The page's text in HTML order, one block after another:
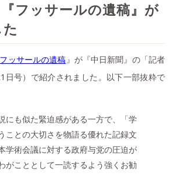
『フッサールの遺稿』が
フッサールの遺稿』が『中日新聞』の「記者
日号）で紹介されました。以下一部抜粋で
にも似た緊迫感がある一方で、「学
ことの大切さを物語る優れた記録文
学術会議に対する政府与党の圧迫が
がこととして一読するよう強くお勧